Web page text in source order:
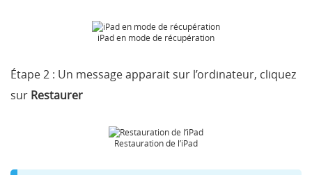
iPad en mode de récupération
Étape 2 : Un message apparait sur l’ordinateur, cliquez
sur Restaurer
Restauration de l’iPad